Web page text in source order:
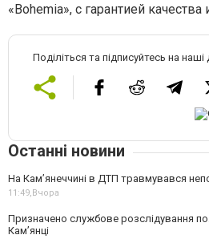
«Bohemia», с гарантией
Поділіться та підписуйтесь на
Останні новини
На Кам’янеччині в ДТП травмувався
11:49, Вчора
Призначено службове розслідування
Кам’янці